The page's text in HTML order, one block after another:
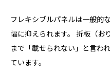
フレキシブルパネルは一般的
幅に抑えられます。 折板（お
まで「載せられない」と言わ
ています。